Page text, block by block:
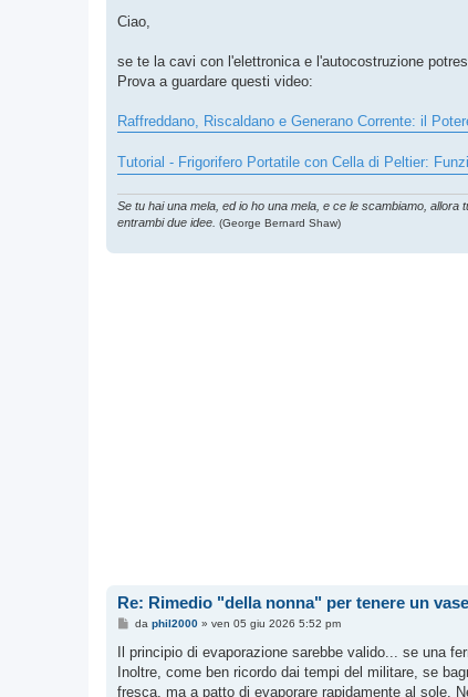
s
g
i
Ciao,
se te la cavi con l'elettronica e l'autocostruzione
Prova a guardare questi video:
Raffreddano, Riscaldano e Generano Corrente: il
Tutorial - Frigorifero Portatile con Cella di Peltier:
Se tu hai una mela, ed io ho una mela, e ce le scambiamo,
entrambi due idee. (George Bernard Shaw)
Re: Rimedio "della nonna" per tenere un
M
s
s
a
g
da phil2000» ven 05 giu 2026 5:52 pm
Il principio di evaporazione sarebbe valido... se una
Inoltre, come ben ricordo dai tempi del militare, se
fresca, ma a patto di evaporare rapidamente al sole.